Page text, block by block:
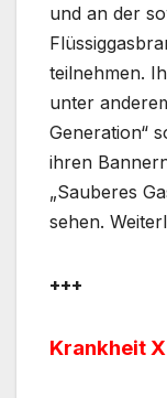
und an der
teilnehmen.
unter
Generation“
ihren
„Sauberes
sehen.
+++
Krankheit